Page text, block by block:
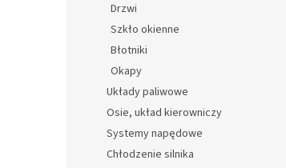
Drzwi
Szkło okienne
Błotniki
Okapy
Układy paliwowe
Osie, układ kierowniczy
Systemy napędowe
Chłodzenie silnika